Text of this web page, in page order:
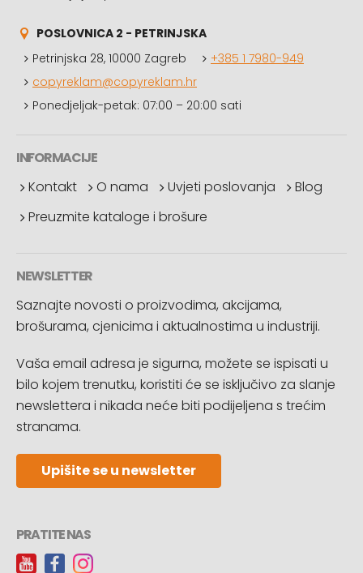
POSLOVNICA 2 - PETRINJSKA
Petrinjska 28, 10000 Zagreb
+385 1 7980-949
copyreklam@copyreklam.hr
Ponedjeljak-petak: 07:00 – 20:00 sati
INFORMACIJE
Kontakt
O nama Uvjeti poslovanja
Blog
Preuzmite kataloge i brošure
NEWSLETTER
Saznajte novosti o proizvodima, akcijama,
brošurama, cjenicima i aktualnostima u industriji.
Vaša email adresa je sigurna, možete se ispisati u
bilo kojem trenutku, koristiti će se isključivo za slanje
newslettera i nikada neće biti podijeljena s trećim
stranama.
Upišite se u newsletter
PRATITE NAS